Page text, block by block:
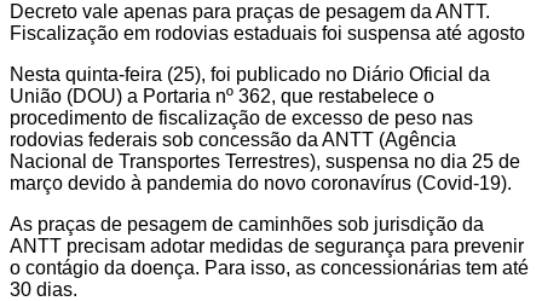
Decreto vale apenas para praças de pesagem da ANTT.
Fiscalização em rodovias estaduais foi suspensa até agosto
Nesta quinta-feira (25), foi publicado no Diário Oficial da
União (DOU) a Portaria nº 362, que restabelece o
procedimento de fiscalização de excesso de peso nas
rodovias federais sob concessão da ANTT (Agência
Nacional de Transportes Terrestres), suspensa no dia 25 de
março devido à pandemia do novo coronavírus (Covid-19).
As praças de pesagem de caminhões sob jurisdição da
ANTT precisam adotar medidas de segurança para prevenir
o contágio da doença. Para isso, as concessionárias tem até
30 dias.